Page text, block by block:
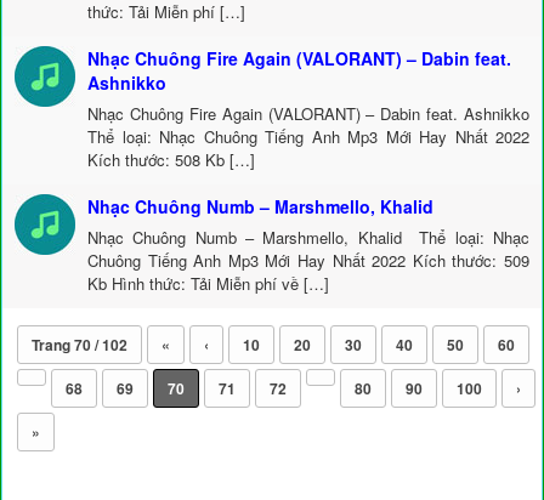
thức: Tải Miễn phí […]
Nhạc Chuông Fire Again (VALORANT) – Dabin feat.
Ashnikko
Nhạc Chuông Fire Again (VALORANT) – Dabin feat. Ashnikko
Thể loại: Nhạc Chuông Tiếng Anh Mp3 Mới Hay Nhất 2022
Kích thước: 508 Kb […]
Nhạc Chuông Numb – Marshmello, Khalid
Nhạc Chuông Numb – Marshmello, Khalid Thể loại: Nhạc
Chuông Tiếng Anh Mp3 Mới Hay Nhất 2022 Kích thước: 509
Kb Hình thức: Tải Miễn phí về […]
Trang 70 / 102 « ‹ 10 20 30 40 50
60
68
69 70 71 72 80 90 100
›
»